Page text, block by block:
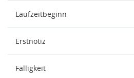
Laufzeitbeginn
Erstnotiz
Fälligkeit